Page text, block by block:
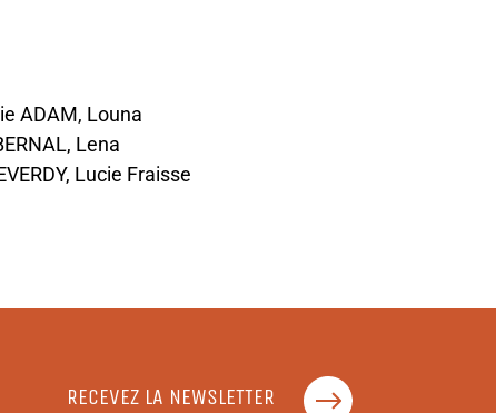
ADAM, Louna
Lena
Lucie Fraisse
RECEVEZ LA NEWSLETTER